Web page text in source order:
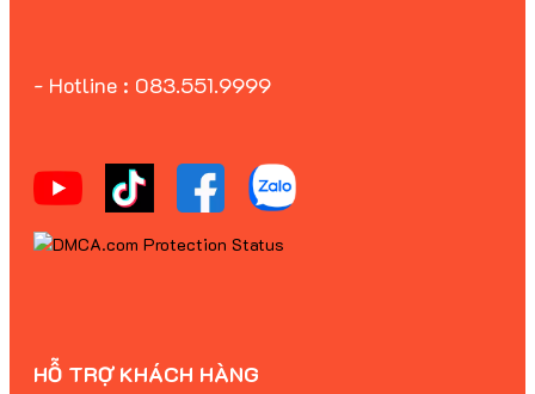
- Hotline : 083.551.9999
HỖ TRỢ KHÁCH HÀNG